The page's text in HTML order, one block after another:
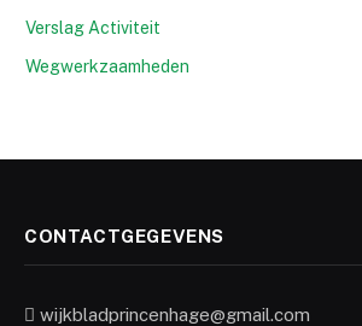
Verslag Activiteit
Wegwerkzaamheden
CONTACTGEGEVENS
wijkbladprincenhage@gmail.com